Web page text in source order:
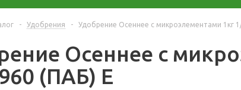
- Удобрения - Удобрение Осеннее с микроэлементами 1кг
Осеннее с
(ПАБ) Е